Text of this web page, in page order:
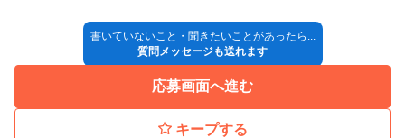
書いていないこと・聞きたいことがあったら...
質問メッセージも送れます
応募画面へ進む
キープする